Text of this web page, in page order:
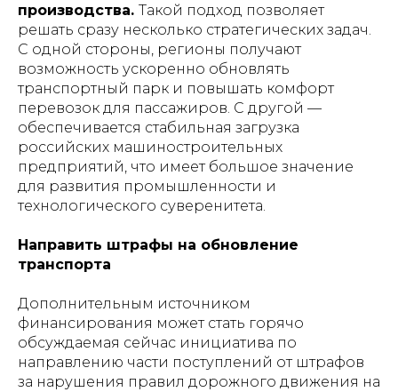
производства. Такой подход позволяет
решать сразу несколько стратегических задач.
С одной стороны, регионы получают
возможность ускоренно обновлять
транспортный парк и повышать комфорт
перевозок для пассажиров. С другой —
обеспечивается стабильная загрузка
российских машиностроительных
предприятий, что имеет большое значение
для развития промышленности и
технологического суверенитета.
Направить штрафы на обновление
транспорта
Дополнительным источником
финансирования может стать горячо
обсуждаемая сейчас инициатива по
направлению части поступлений от штрафов
за нарушения правил дорожного движения на